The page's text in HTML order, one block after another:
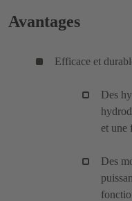
Avantages
Efficace et
Des
et une
Des